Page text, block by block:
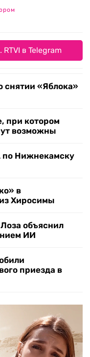
в Telegram
снятии «Яблока»
при котором
возможны
Нижнекамску
в
Хиросимы
объяснил
ИИ
приезда в